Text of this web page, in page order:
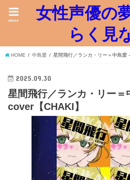
女性声優の
らく見
menu
HOME 中島愛 星間飛行／ランカ・リー＝中島愛
2025.09.30
星間飛行／ランカ・リー＝
cover【CHAKI】